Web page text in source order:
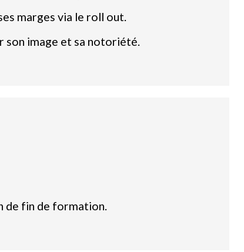
marges via le roll out.
son image et sa notoriété.
de fin de formation.